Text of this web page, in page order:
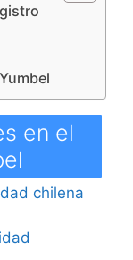
en el
chilena